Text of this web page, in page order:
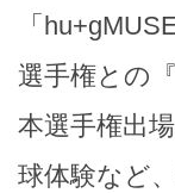
「
選手権との
本選手権出
球体験など